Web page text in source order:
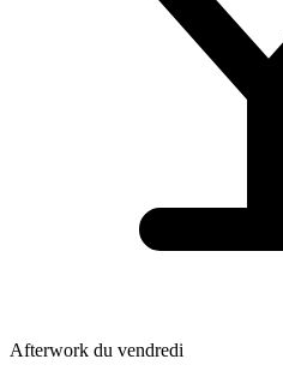
Afterwork du vendredi